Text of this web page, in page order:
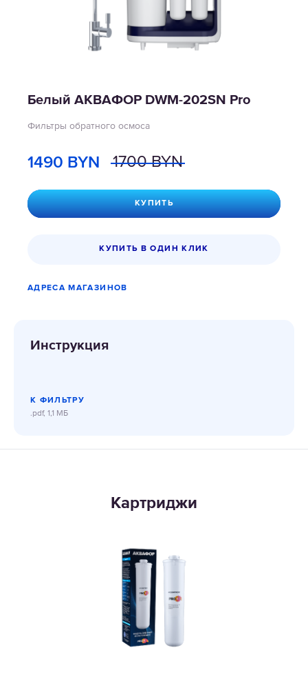
Белый АКВАФОР DWM-202SN Pro
Фильтры обратного осмоса
1490 BYN 1700 BYN
КУПИТЬ
КУПИТЬ В ОДИН КЛИК
АДРЕСА МАГАЗИНОВ
Инструкция
К ФИЛЬТРУ
.pdf, 1,1 МБ
Картриджи